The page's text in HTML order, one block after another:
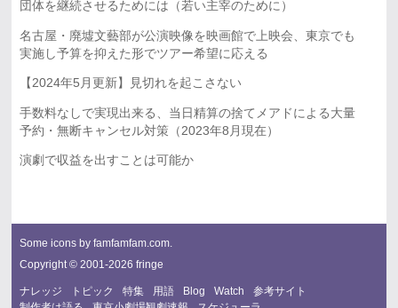
団体を継続させるためには（若い主宰のために）
名古屋・廃墟文藝部が公演映像を映画館で上映会、東京でも
実施し予算を抑えた形でツアー希望に応える
【2024年5月更新】見切れを起こさない
手数料なしで実現出来る、当日精算の捨てメアドによる大量
予約・無断キャンセル対策（2023年8月現在）
演劇で収益を出すことは可能か
Some icons by famfamfam.com.
Copyright © 2001-2026 fringe
ナレッジ トピック 特集 用語 Blog Watch
参考サイト